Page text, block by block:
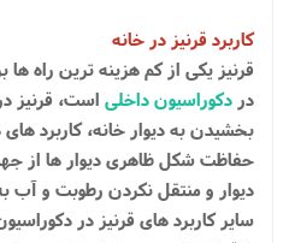
کاربرد قرنیز در خانه
قرنیز یکی از کم هزینه ترین راه ها
در دکوراسیون داخلی است، قرنیز
بخشیدن به دیوار خانه، کاربرد
حفاظت شکل ظاهری دیوار ها از
دیوار و منتقل نکردن رطوبت و
سایر کاربرد های قرنیز در